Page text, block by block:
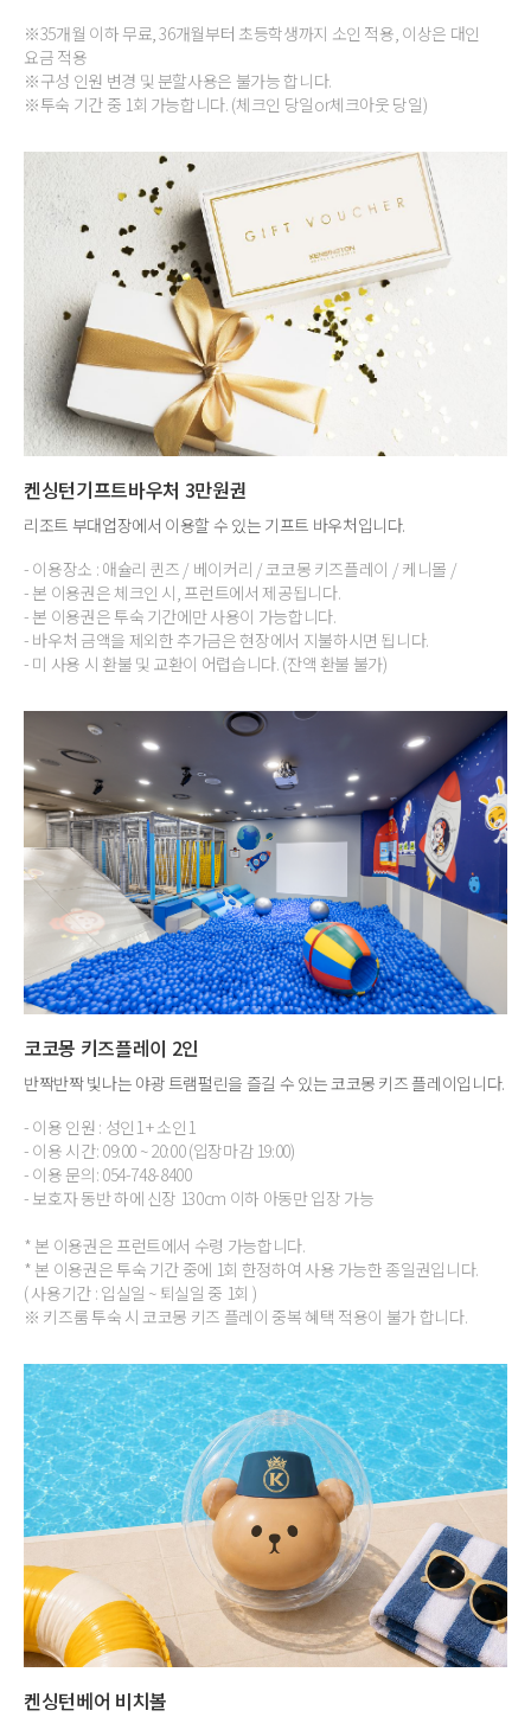
※35개월 이하 무료, 36개월부터 초등학생까지 소인 적용, 이상은 대인
요금 적용
※구성 인원 변경 및 분할사용은 불가능 합니다.
※투숙 기간 중 1회 가능합니다. (체크인 당일or체크아웃 당일)
켄싱턴기프트바우처 3만원권
리조트 부대업장에서 이용할 수 있는 기프트 바우처입니다.
- 이용장소 : 애슐리 퀸즈 / 베이커리 / 코코몽 키즈플레이 / 케니몰 /
- 본 이용권은 체크인 시, 프런트에서 제공됩니다.
- 본 이용권은 투숙 기간에만 사용이 가능합니다.
- 바우처 금액을 제외한 추가금은 현장에서 지불하시면 됩니다.
- 미 사용 시 환불 및 교환이 어렵습니다. (잔액 환불 불가)
코코몽 키즈플레이 2인
반짝반짝 빛나는 야광 트램펄린을 즐길 수 있는 코코몽 키즈 플레이입니다.
- 이용 인원 : 성인1 + 소인1
- 이용 시간: 09:00 ~ 20:00 (입장마감 19:00)
- 이용 문의: 054-748-8400
- 보호자 동반 하에 신장 130cm 이하 아동만 입장 가능
* 본 이용권은 프런트에서 수령 가능합니다.
* 본 이용권은 투숙 기간 중에 1회 한정하여 사용 가능한 종일권입니다.
( 사용기간 : 입실일 ~ 퇴실일 중 1회 )
※ 키즈룸 투숙 시 코코몽 키즈 플레이 중복 혜택 적용이 불가 합니다.
켄싱턴베어 비치볼